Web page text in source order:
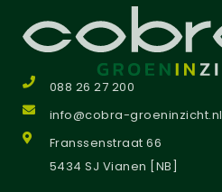
088 26 27 200
info@cobra-groeninzicht.nl
Franssenstraat 66
5434 SJ Vianen [NB]